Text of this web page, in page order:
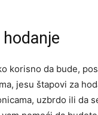
korisno da bude,
jesu štapovi za
uzbrdo ili da